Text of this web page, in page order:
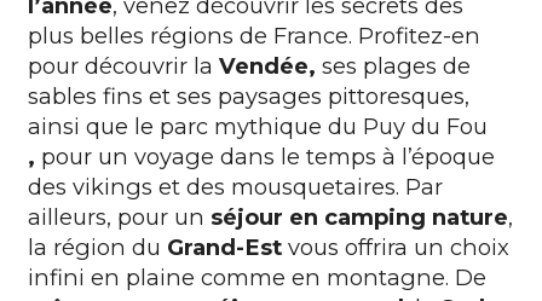
plus belles régions de France. Profitez-en
pour découvrir la Vendée, ses plages de
sables fins et ses paysages pittoresques,
ainsi que le parc mythique du Puy du Fou
, pour un voyage dans le temps à l’époque
des vikings et des mousquetaires. Par
ailleurs, pour un séjour en camping nature,
la région du Grand-Estvous offrira un choix
infini en plaine comme en montagne. De